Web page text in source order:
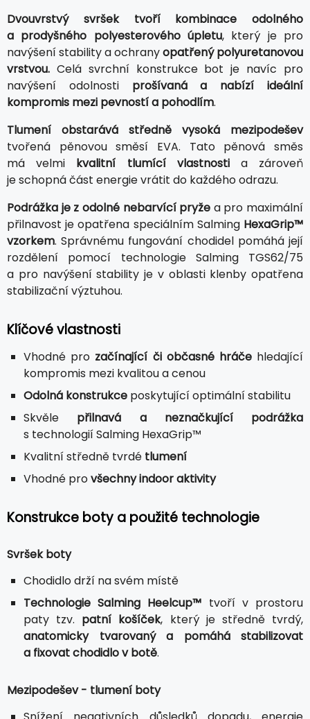
Dvouvrstvý svršek tvoří kombinace odolného
a prodyšného polyesterového úpletu, který je pro
navýšení stability a ochranyopatřený polyuretanovou
vrstvou. Celá svrchní konstrukce bot je navíc pro
navýšení odolnosti prošívaná a nabízí ideální
kompromis mezi pevností a pohodlím.
Tlumení obstarává středně vysoká mezipodešev
tvořená pěnovou směsí EVA. Tato pěnová směs
má velmi kvalitní tlumící vlastnostia zároveň
je schopná část energie vrátit do každého odrazu.
Podrážka je z odolné nebarvící pryže a pro maximální
přilnavost je opatřena speciálním Salming HexaGrip™
vzorkem. Správnému fungování chodidel pomáhá její
rozdělení pomocí technologie Salming TGS62/75
a pro navýšení stability je v oblasti klenby opatřena
stabilizační výztuhou.
Klíčové vlastnosti
Vhodné pro začínající či občasné hráčehledající
kompromis mezi kvalitou a cenou
Odolná konstrukce poskytující optimální stabilitu
Skvěle přilnavá a neznačkující podrážka
s technologií Salming HexaGrip™
Kvalitní středně tvrdé tlumení
Vhodné provšechny indoor aktivity
Konstrukce boty a použité technologie
Svršek boty
Chodidlo drží na svém místě
Technologie Salming Heelcup™ tvoří v prostoru
paty tzv. patní košíček, který je středně tvrdý,
anatomicky tvarovaný a pomáhá stabilizovat
a fixovat chodidlo v botě.
Mezipodešev - tlumení boty